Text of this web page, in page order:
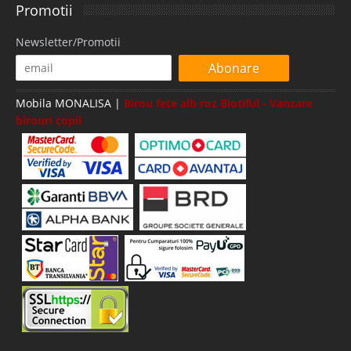
Promotii
Newsletter/Promotii
Abonare
Mobila MONALISA | Birou fete alb roz Biotiful - Vanzare
birouri copii